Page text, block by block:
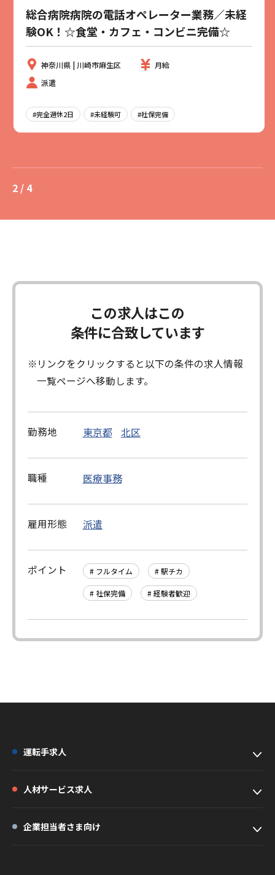
総合病院病院の電話オペレーター業務／未経
験OK！☆食堂・カフェ・コンビニ完備☆
神奈川県 | 川崎市麻生区
月給
派遣
#完全週休2日 #未経験可 #社保完備
2 / 4
この求人はこの
条件に合致しています
リンクをクリックすると以下の条件の求人情報
一覧ページへ移動します。
勤務地 東京都 北区
職種 医療事務
雇用形態 派遣
ポイント # フルタイム # 駅チカ
# 社保完備 # 経験者歓迎
運転手求人
人材サービス求人
企業担当者さま向け